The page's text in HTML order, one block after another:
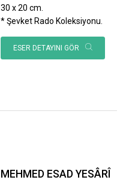
30 x 20 cm.
* Şevket Rado Koleksiyonu.
ESER DETAYINI GÖR
MEHMED ESAD YESÂRÎ